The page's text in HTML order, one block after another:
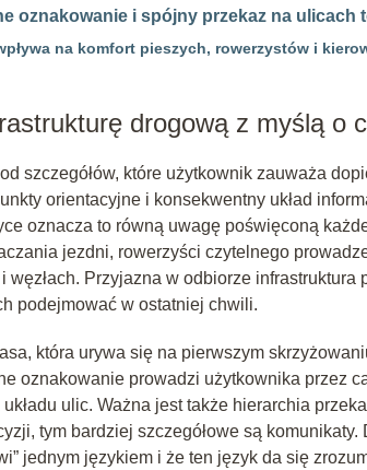
oznakowanie i spójny przekaz na ulicach
na komfort pieszych, rowerzystów i
drogową z myślą o
szczegółów, które użytkownik zauważa
orientacyjne i konsekwentny układ
oznacza to równą uwagę poświęconą
jezdni, rowerzyści czytelnego
węzłach. Przyjazna w odbiorze
podejmować w ostatniej chwili.
która urywa się na pierwszym
oznakowanie prowadzi użytkownika przez
ulic. Ważna jest także hierarchia
tym bardziej szczegółowe są
jednym językiem i że ten język da się